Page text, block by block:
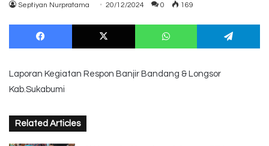
Septiyan Nurpratama 20/12/2024 0 169
Facebook X WhatsApp
Laporan Kegiatan Respon Banjir Bandang & Longsor
Kab.Sukabumi
Related Articles